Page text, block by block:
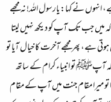
نے کہا: یارسول اللہ! نہ مجھے
میں جب تک آپ کو دیکھ نہیں لیتا
ہے، پھر مجھے آخرت کا خیال آیا تو
آپﷺ تو انبیاء کرام کے ساتھ
تو میرا مقام جنت میں آپ کے مقام